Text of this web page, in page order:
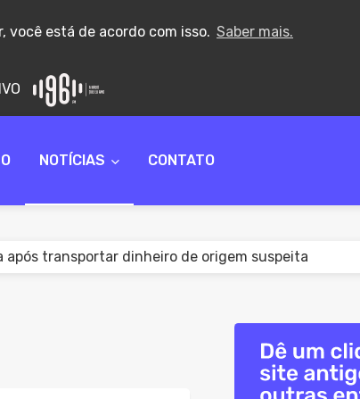
você está de acordo com isso. Saber mais.
NOTÍCIAS CONTATO
transportar dinheiro de origem suspeita
e ameaça com faca em Palmas de Monte Alto
a deputado em 14 anos nas eleições
750 vagas com salários de até R$ 16,4 mil